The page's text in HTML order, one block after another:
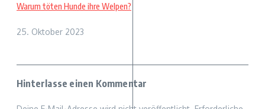
Warum töten Hunde ihre Welpen?
25. Oktober 2023
Hinterlasse einen Kommentar